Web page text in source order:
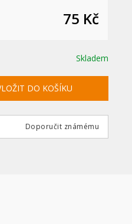
75 Kč
Skladem
Doporučit známému